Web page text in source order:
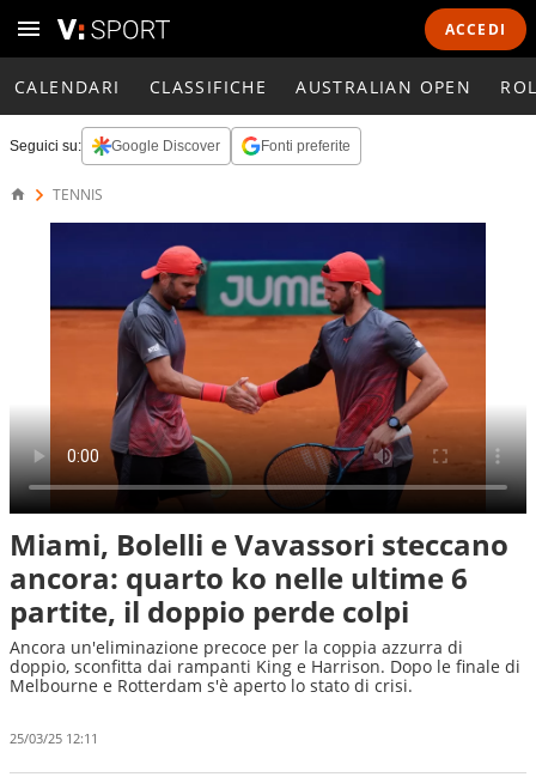
ACCEDI
CALENDARI CLASSIFICHE AUSTRALIAN OPEN
Seguici su: Google Discover Fonti preferite
TENNIS
Miami, Bolelli e Vavassori steccano
ancora: quarto ko nelle ultime 6
partite, il doppio perde colpi
Ancora un'eliminazione precoce per la coppia azzurra di
doppio, sconfitta dai rampanti King e Harrison. Dopo le finale di
Melbourne e Rotterdam s'è aperto lo stato di crisi.
25/03/25 12:11